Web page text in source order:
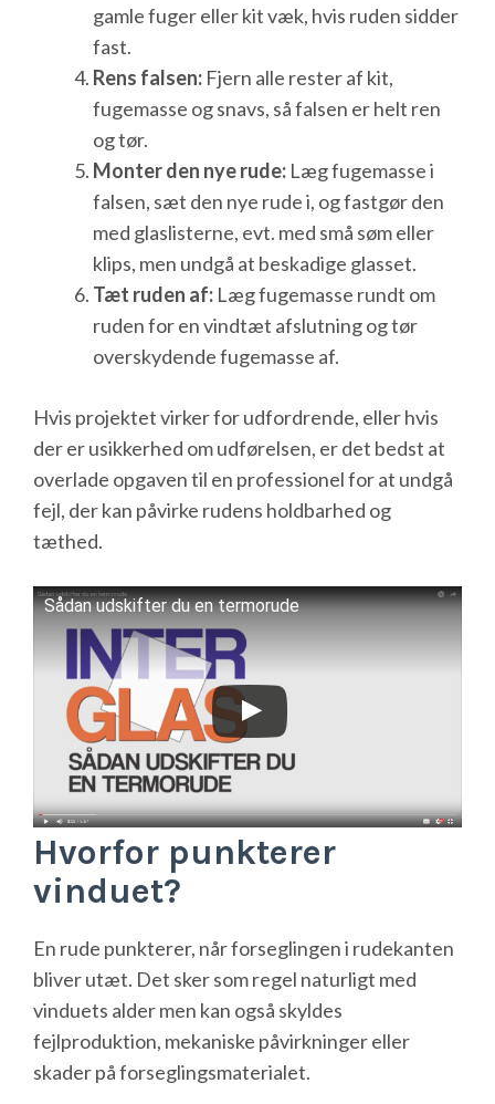
gamle fuger eller kit væk, hvis ruden sidder
fast.
Rens falsen: Fjern alle rester af kit,
fugemasse og snavs, så falsen er helt ren
og tør.
Monter den nye rude: Læg fugemasse i
falsen, sæt den nye rude i, og fastgør den
med glaslisterne, evt. med små søm eller
klips, men undgå at beskadige glasset.
Tæt ruden af: Læg fugemasse rundt om
ruden for en vindtæt afslutning og tør
overskydende fugemasse af.
Hvis projektet virker for udfordrende, eller hvis
der er usikkerhed om udførelsen, er det bedst at
overlade opgaven til en professionel for at undgå
fejl, der kan påvirke rudens holdbarhed og
tæthed.
Sådan udskifter du en termorude
Hvorfor punkterer
vinduet?
En rude punkterer, når forseglingen i rudekanten
bliver utæt. Det sker som regel naturligt med
vinduets alder men kan også skyldes
fejlproduktion, mekaniske påvirkninger eller
skader på forseglingsmaterialet.